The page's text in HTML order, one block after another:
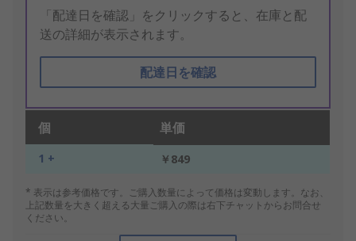
「配達日を確認」をクリックすると、在庫と配
送の詳細が表示されます。
配達日を確認
個 単価
1 + ￥849
* 表示は参考価格です。ご購入数量によって価格は変動します。なお、
上記数量を大きく超える大量ご購入の際は右下チャットからお問合せ
ください。